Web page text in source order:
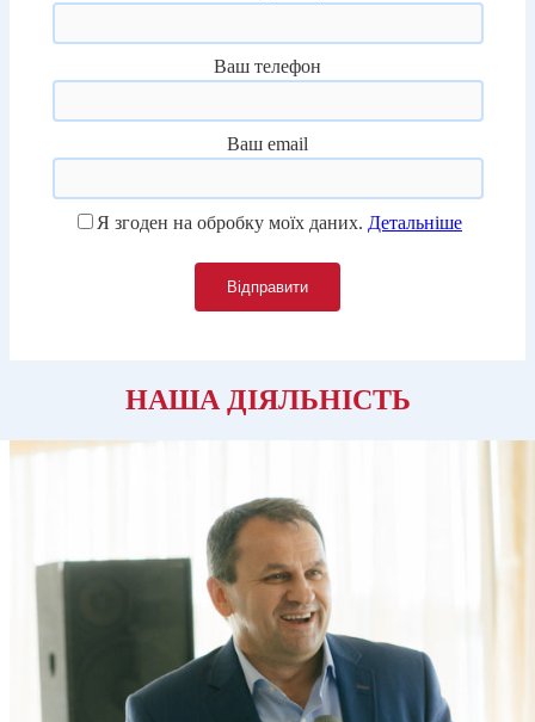
Ваш телефон
Ваш email
Я згоден на обробку моїх даних. Детальніше
НАША ДІЯЛЬНІСТЬ